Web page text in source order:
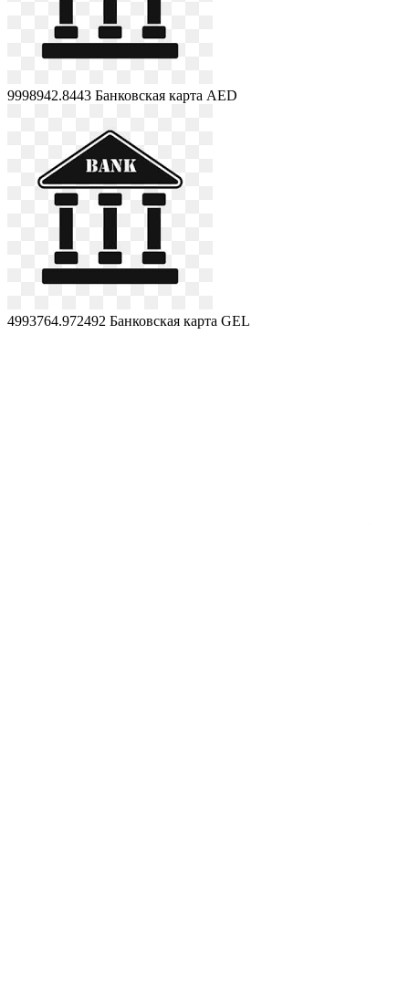
9998942.8443 Банковская карта AED
4993764.972492 Банковская карта GEL